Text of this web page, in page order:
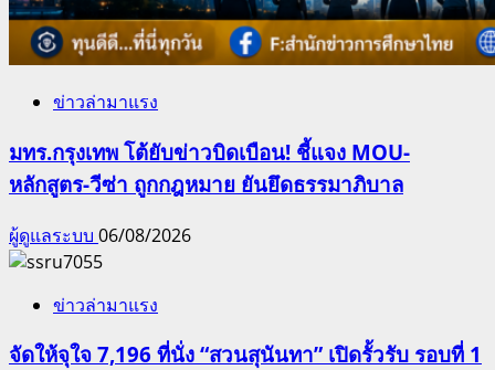
ข่าวล่ามาแรง
มทร.กรุงเทพ โต้ยับข่าวบิดเบือน! ชี้แจง MOU-
หลักสูตร-วีซ่า ถูกกฎหมาย ยันยึดธรรมาภิบาล
ผู้ดูแลระบบ 06/08/2026
ข่าวล่ามาแรง
จัดให้จุใจ 7,196 ที่นั่ง “สวนสุนันทา” เปิดรั้วรับ รอบที่ 1